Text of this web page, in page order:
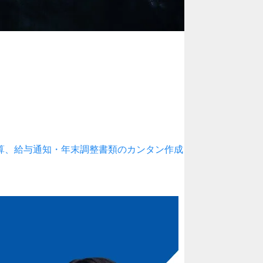
給与通知・年末調整書類のカンタン作成